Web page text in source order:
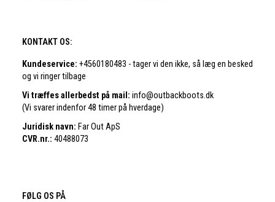
KONTAKT OS:
Kundeservice: +4560180483 - tager vi den ikke, så læg en besked
og vi ringer tilbage
Vi træffes allerbedst på mail: info@outbackboots.dk
(Vi svarer indenfor 48 timer på hverdage)
Juridisk navn: Far Out ApS
CVR.nr.: 40488073
FØLG OS PÅ